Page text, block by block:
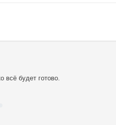
всё будет готово.